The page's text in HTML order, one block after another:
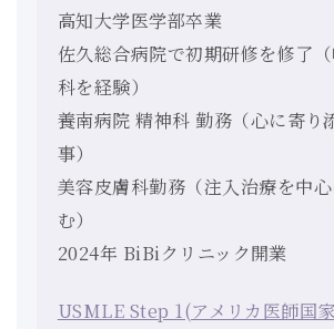
高知大学医学部卒業
佐久総合病院で初期研修を修了
科を経験）
養南病院 精神科 勤務（心に寄り
事）
美容皮膚科勤務（注入治療を中
む）
2024年 BiBiクリニック開業
USMLE Step 1(アメリカ医師国